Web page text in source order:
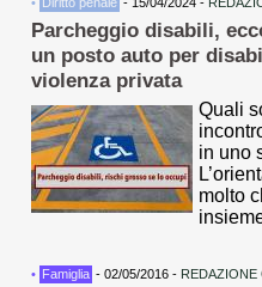
Parcheggio disabili,
un posto auto per
violenza privata
Quali
in uno
molto
• Famiglia - 02/05/2016 - REDAZIONE